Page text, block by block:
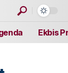
Ekbis